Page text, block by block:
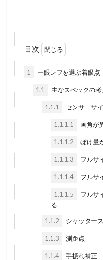
目次
1 一眼レフを選ぶ着眼点
1.1 主なスペックの
1.1.1 センサーサ
1.1.1.1 画角が
1.1.1.2 ぼけ量
1.1.1.3 フルサ
1.1.1.4 フルサ
1.1.1.5
フルサ
る
1.1.2 シャッター
1.1.3 測距点
1.1.4 手振れ補正